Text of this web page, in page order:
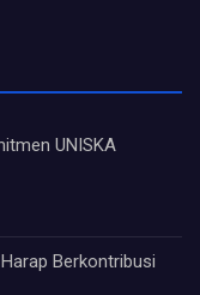
UNISKA
Berkontribusi